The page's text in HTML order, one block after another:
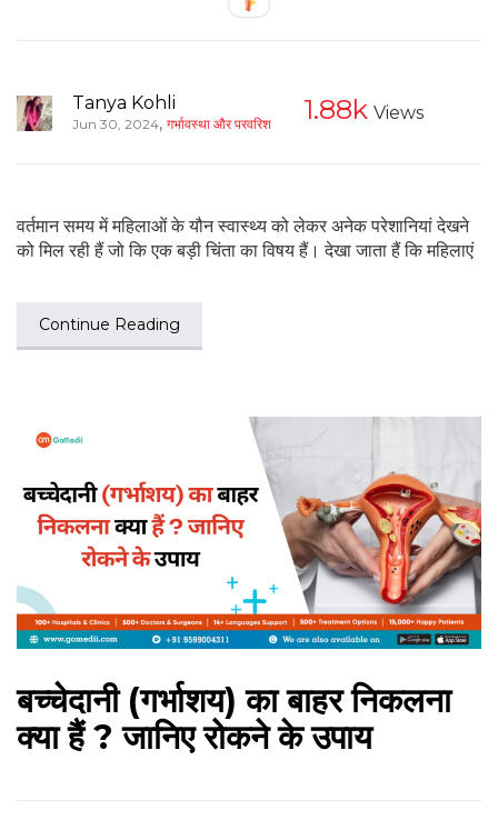
Tanya Kohli
Jun 30, 2024, गर्भावस्था और परवरिश 1.88k Views
वर्तमान समय में महिलाओं के यौन स्वास्थ्य को लेकर अनेक परेशानियां देखने
को मिल रही हैं जो कि एक बड़ी चिंता का विषय हैं। देखा जाता हैं कि महिलाएं
Continue Reading
बच्चेदानी (गर्भाशय) का बाहर निकलना
क्या हैं ? जानिए रोकने के उपाय